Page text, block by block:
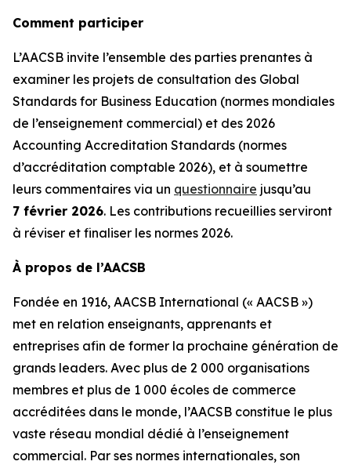
Comment participer
L’AACSB invite l’ensemble des parties prenantes à
examiner les projets de consultation des Global
Standards for Business Education (normes mondiales
de l’enseignement commercial) et des 2026
Accounting Accreditation Standards (normes
d’accréditation comptable 2026), et à soumettre
leurs commentaires via un questionnaire jusqu’au
7 février 2026. Les contributions recueillies serviront
à réviser et finaliser les normes 2026.
À propos de l’AACSB
Fondée en 1916, AACSB International (« AACSB »)
met en relation enseignants, apprenants et
entreprises afin de former la prochaine génération de
grands leaders. Avec plus de 2 000 organisations
membres et plus de 1 000 écoles de commerce
accréditées dans le monde, l’AACSB constitue le plus
vaste réseau mondial dédié à l’enseignement
commercial. Par ses normes internationales, son